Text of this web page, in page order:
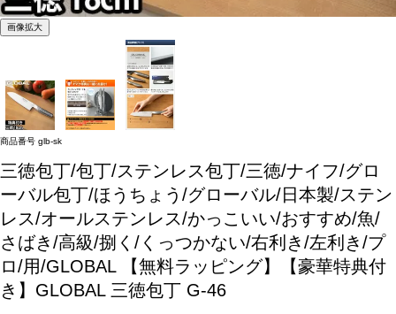
画像拡大
商品番号 glb-sk
三徳包丁/包丁/ステンレス包丁/三徳/ナイフ/グロ
ーバル包丁/ほうちょう/グローバル/日本製/ステン
レス/オールステンレス/かっこいい/おすすめ/魚/
さばき/高級/捌く/くっつかない/右利き/左利き/プ
ロ/用/GLOBAL
【無料ラッピング】【豪華特典付
き】GLOBAL 三徳包丁 G-46